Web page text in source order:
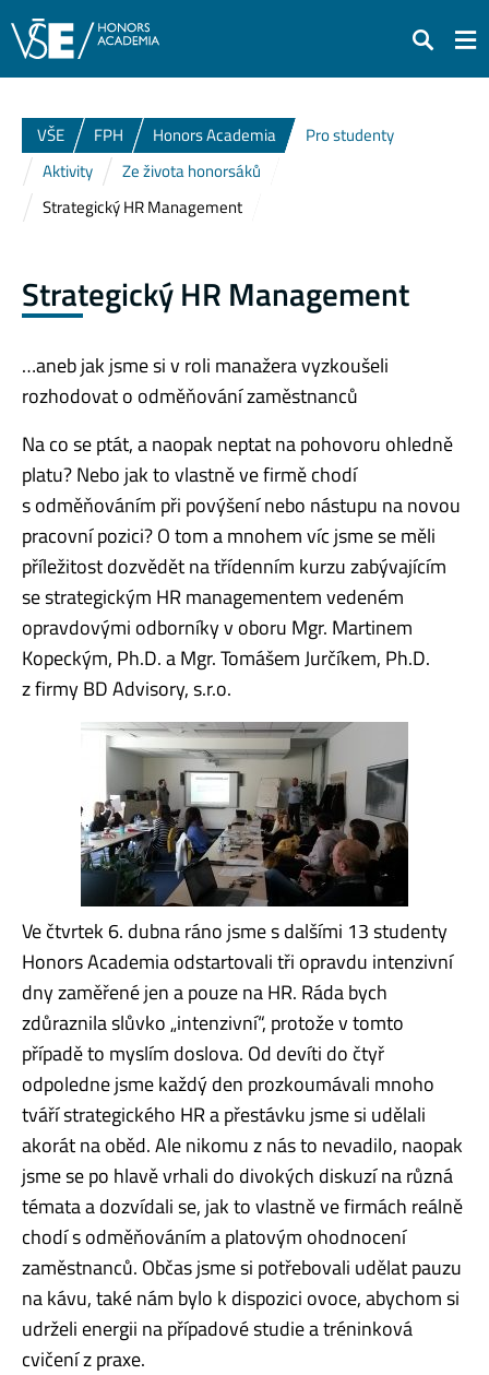
Hledat
VŠE FPH Honors Academia
Pro studenty
Aktivity
Ze života honorsáků
Strategický HR Management
Strategický HR Management
…aneb jak jsme si v roli manažera vyzkoušeli
rozhodovat o odměňování zaměstnanců
Na co se ptát, a naopak neptat na pohovoru ohledně
platu? Nebo jak to vlastně ve firmě chodí
s odměňováním při povýšení nebo nástupu na novou
pracovní pozici? O tom a mnohem víc jsme se měli
příležitost dozvědět na třídenním kurzu zabývajícím
se strategickým HR managementem vedeném
opravdovými odborníky v oboru Mgr. Martinem
Kopeckým, Ph.D. a Mgr. Tomášem Jurčíkem, Ph.D.
z firmy BD Advisory, s.r.o.
Ve čtvrtek 6. dubna ráno jsme s dalšími 13 studenty
Honors Academia odstartovali tři opravdu intenzivní
dny zaměřené jen a pouze na HR. Ráda bych
zdůraznila slůvko „intenzivní“, protože v tomto
případě to myslím doslova. Od devíti do čtyř
odpoledne jsme každý den prozkoumávali mnoho
tváří strategického HR a přestávku jsme si udělali
akorát na oběd. Ale nikomu z nás to nevadilo, naopak
jsme se po hlavě vrhali do divokých diskuzí na různá
témata a dozvídali se, jak to vlastně ve firmách reálně
chodí s odměňováním a platovým ohodnocení
zaměstnanců. Občas jsme si potřebovali udělat pauzu
na kávu, také nám bylo k dispozici ovoce, abychom si
udrželi energii na případové studie a tréninková
cvičení z praxe.